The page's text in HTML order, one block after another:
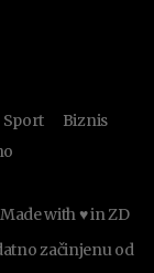
Sport
Biznis
Made with ♥ in ZD
začinjenu od